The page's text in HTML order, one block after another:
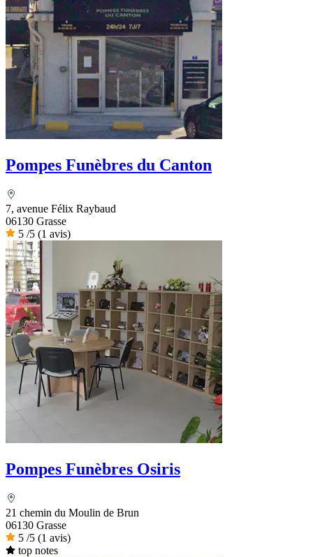
Pompes Funèbres du Canton
7, avenue Félix Raybaud
06130 Grasse
5 /5 (1 avis)
Pompes Funèbres Osiris
21 chemin du Moulin de Brun
06130 Grasse
5 /5 (1 avis)
top notes